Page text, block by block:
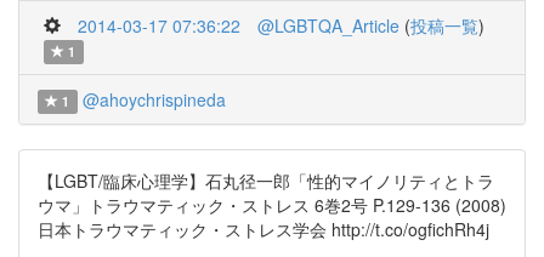
2014-03-17 07:36:22 @LGBTQA_Article (投稿一覧)
1
1 @ahoychrispineda
【LGBT/臨床心理学】石丸径一郎「性的マイノリティとトラ
ウマ」トラウマティック・ストレス 6巻2号 P.129-136 (2008)
日本トラウマティック・ストレス学会 http://t.co/ogfichRh4j